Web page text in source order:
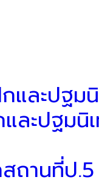
ละปฐมนิ